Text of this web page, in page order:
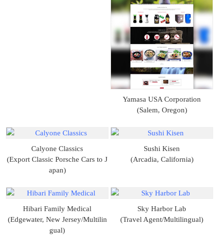
Yamasa USA Corporation
(Salem, Oregon)
Calyone Classics
(Export Classic Porsche Cars to J
apan)
Sushi Kisen
(Arcadia, California)
Hibari Family Medical
(Edgewater, New Jersey/Multilin
gual)
Sky Harbor Lab
(Travel Agent/Multilingual)